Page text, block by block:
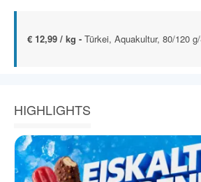
€ 12,99 / kg - Türkei, Aquakultur, 80/120
HIGHLIGHTS